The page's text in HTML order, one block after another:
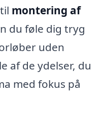
montering af
du føle dig tryg
uden
af de ydelser, du
med fokus på